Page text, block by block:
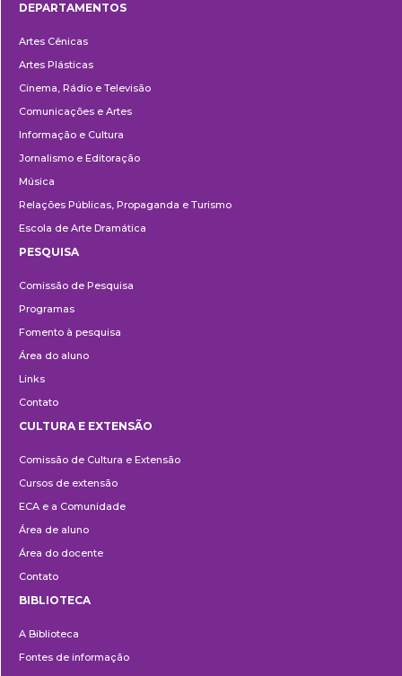
DEPARTAMENTOS
Artes Cênicas
Artes Plásticas
Cinema, Rádio e Televisão
Comunicações e Artes
Informação e Cultura
Jornalismo e Editoração
Música
Relações Públicas, Propaganda e Turismo
Escola de Arte Dramática
PESQUISA
Comissão de Pesquisa
Programas
Fomento à pesquisa
Área do aluno
Links
Contato
e
Extensão
CULTURA E EXTENSÃO
Comissão de Cultura e Extensão
Cursos de extensão
ECA e a Comunidade
Área de aluno
Área do docente
Contato
BIBLIOTECA
A Biblioteca
Fontes de informação